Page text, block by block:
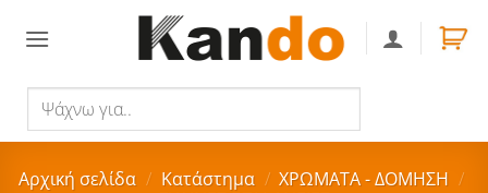
για..
Αρχική σελίδα / Κατάστημα / ΧΡΩΜΑΤΑ - ΔΟΜΗΣΗ /